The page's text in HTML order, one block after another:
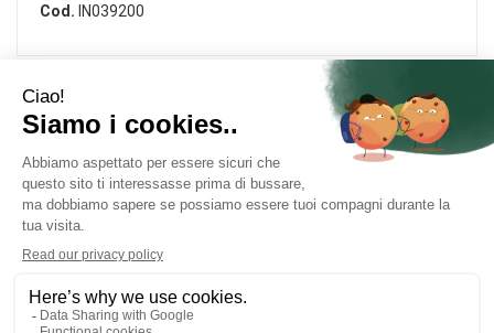
Cod. IN039200
Informativa Privacy
Cookie Policy
Contatti
Link Veloci
Condizioni di Vendita
FARMACIA DOLOMITI